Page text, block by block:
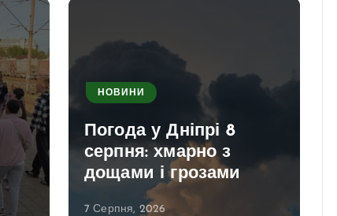
НОВИНИ
Погода у Дніпрі 8
серпня: хмарно з
дощами і грозами
7 Серпня, 2026